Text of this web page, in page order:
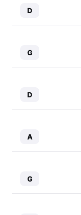
D
G
D
A
G